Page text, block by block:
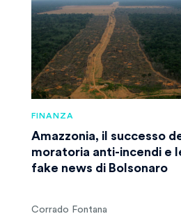
FINANZA
Amazzonia, il successo
moratoria anti-incendi e
fake news di Bolsonaro
Corrado Fontana